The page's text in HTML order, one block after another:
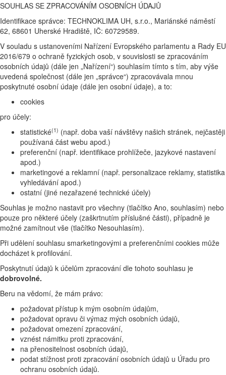
SOUHLAS SE ZPRACOVÁNÍM OSOBNÍCH ÚDAJŮ
Identifikace správce: TECHNOKLIMA UH, s.r.o., Mariánské náměstí
62, 68601 Uherské Hradiště, IČ: 60729589.
V souladu s ustanoveními Nařízení Evropského parlamentu a Rady EU
2016/679 o ochraně fyzických osob, v souvislosti se zpracováním
osobních údajů (dále jen „Nařízení“) souhlasím tímto s tím, aby výše
uvedená společnost (dále jen „správce“) zpracovávala mnou
poskytnuté osobní údaje (dále jen osobní údaje), a to:
cookies
pro účely:
statistické(1) (např. doba vaší návštěvy našich stránek, nejčastěji
používaná část webu apod.)
preferenční (např. identifikace prohlížeče, jazykové nastavení
apod.)
marketingové a reklamní (např. personalizace reklamy, statistika
vyhledávání apod.)
ostatní (jiné nezařazené technické účely)
Souhlas je možno nastavit pro všechny (tlačítko Ano, souhlasím) nebo
pouze pro některé účely (zaškrtnutím příslušné části), případně je
možné zamítnout vše (tlačítko Nesouhlasím).
Při udělení souhlasu smarketingovými a preferenčními cookies může
docházet k profilování.
Poskytnutí údajů k účelům zpracování dle tohoto souhlasu je
dobrovolné.
Beru na vědomí, že mám právo:
požadovat přístup k mým osobním údajům,
požadovat opravu či výmaz mých osobních údajů,
požadovat omezení zpracování,
vznést námitku proti zpracování,
na přenositelnost osobních údajů,
podat stížnost proti zpracování osobních údajů u Úřadu pro
ochranu osobních údajů.